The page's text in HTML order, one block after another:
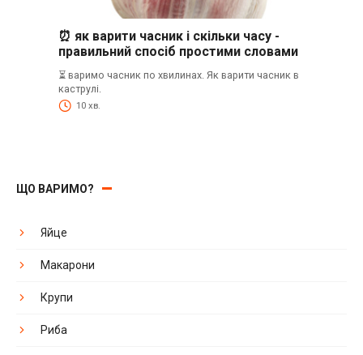
⏰ як варити часник і скільки часу -
правильний спосіб простими словами
⏳ варимо часник по хвилинах. Як варити часник в
каструлі.
10 хв.
ЩО ВАРИМО?
Яйце
Макарони
Крупи
Риба